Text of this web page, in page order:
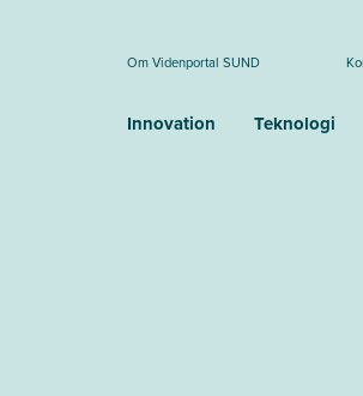
Om Videnportal SUND
Innovation Teknologi